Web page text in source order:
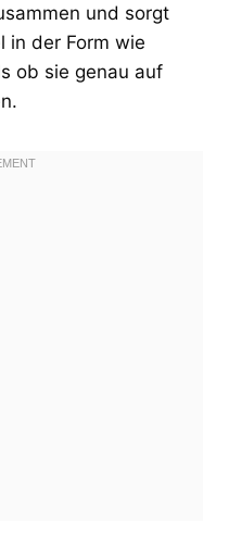
und sorgt
in der Form wie
ob sie genau auf